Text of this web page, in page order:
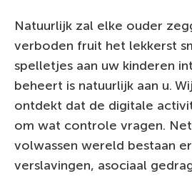
Natuurlijk zal elke ouder
verboden fruit het lekkerst
spelletjes aan uw kinderen
beheert is natuurlijk aan u.
ontdekt dat de digitale
om wat controle vragen.
volwassen wereld bestaan er
verslavingen, asociaal